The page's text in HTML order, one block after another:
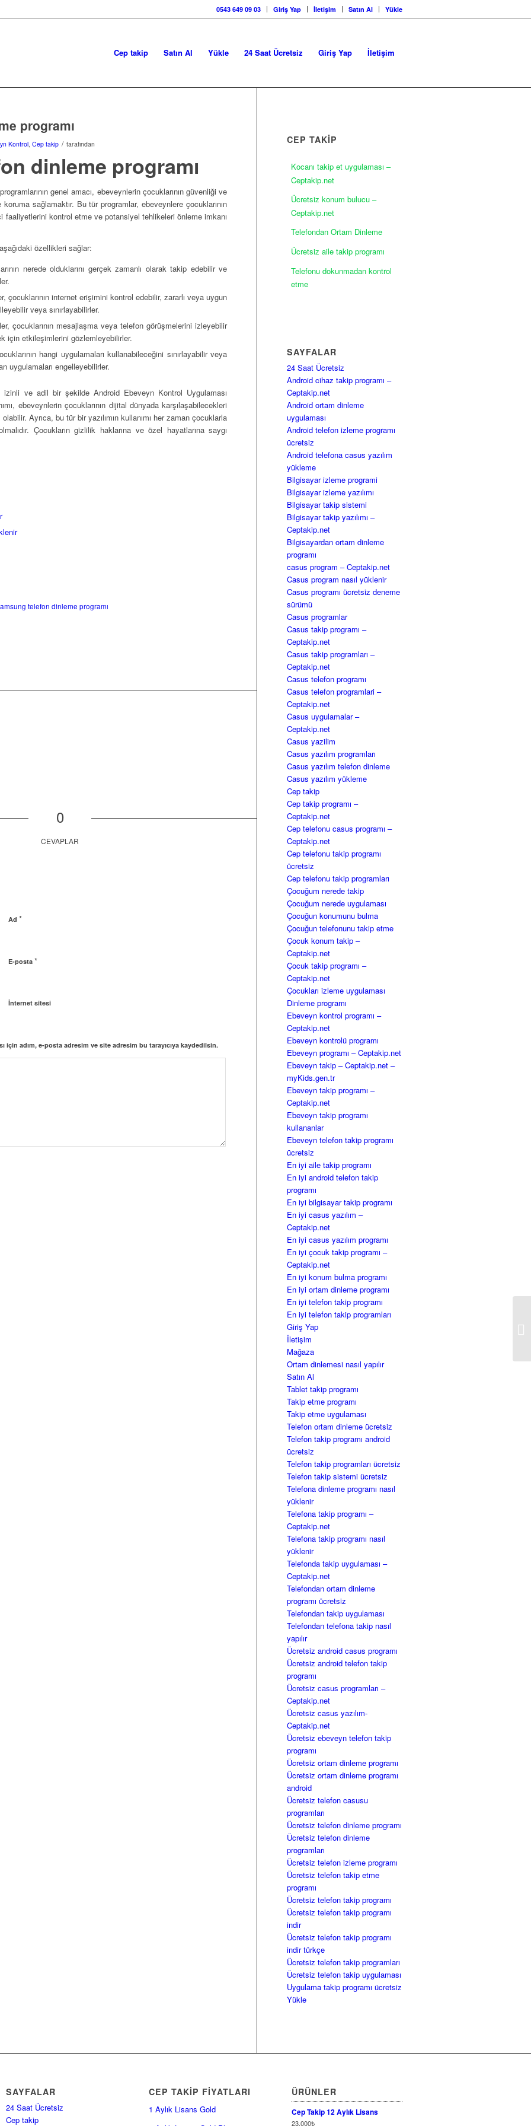
0543 649 09 03 Giriş Yap İletişim Satın Al Yükle
Cep takip Satın Al Yükle 24 Saat Ücretsiz Giriş Yap İletişim
programı
Kontrol, Cep takip / tarafından
dinleme programı
genel amacı, ebeveynlerin çocuklarının güvenliği ve
sağlamaktır. Bu tür programlar, ebeveynlere çocuklarının
kontrol etme ve potansiyel tehlikeleri önleme imkanı
özellikleri sağlar:
nerede olduklarını gerçek zamanlı olarak takip edebilir ve
çocuklarının internet erişimini kontrol edebilir, zararlı veya uygun
veya sınırlayabilirler.
çocuklarının mesajlaşma veya telefon görüşmelerini izleyebilir
için etkileşimlerini gözlemleyebilirler.
hangi uygulamaları kullanabileceğini sınırlayabilir veya
uygulamaları engelleyebilirler.
izinli ve adil bir şekilde Android Ebeveyn Kontrol Uygulaması
ebeveynlerin çocuklarının dijital dünyada karşılaşabilecekleri
Ayrıca, bu tür bir yazılımın kullanımı her zaman çocuklarla
Çocukların gizlilik haklarına ve özel hayatlarına saygı
telefon dinleme programı
0
CEVAPLAR
Ad *
E-posta *
İnternet sitesi
için adım, e-posta adresim ve site adresim bu tarayıcıya kaydedilsin.
CEP TAKİP
Kocanı takip et uygulaması –
Ceptakip.net
Ücretsiz konum bulucu –
Ceptakip.net
Telefondan Ortam Dinleme
Ücretsiz aile takip programı
Telefonu dokunmadan kontrol
etme
SAYFALAR
24 Saat Ücretsiz
Android cihaz takip programı –
Ceptakip.net
Android ortam dinleme
uygulaması
Android telefon izleme programı
ücretsiz
Android telefona casus yazılım
yükleme
Bilgisayar izleme programi
Bilgisayar izleme yazılımı
Bilgisayar takip sistemi
Bilgisayar takip yazılımı –
Ceptakip.net
Bilgisayardan ortam dinleme
programı
casus program – Ceptakip.net
Casus program nasıl yüklenir
Casus programı ücretsiz deneme
sürümü
Casus programlar
Casus takip programı –
Ceptakip.net
Casus takip programları –
Ceptakip.net
Casus telefon programı
Casus telefon programlari –
Ceptakip.net
Casus uygulamalar –
Ceptakip.net
Casus yazilim
Casus yazılım programları
Casus yazılım telefon dinleme
Casus yazılım yükleme
Cep takip
Cep takip programı –
Ceptakip.net
Cep telefonu casus programı –
Ceptakip.net
Cep telefonu takip programı
ücretsiz
Cep telefonu takip programları
Çocuğum nerede takip
Çocuğum nerede uygulaması
Çocuğun konumunu bulma
Çocuğun telefonunu takip etme
Çocuk konum takip –
Ceptakip.net
Çocuk takip programı –
Ceptakip.net
Çocukları izleme uygulaması
Dinleme programı
Ebeveyn kontrol programı –
Ceptakip.net
Ebeveyn kontrolü programı
Ebeveyn programı – Ceptakip.net
Ebeveyn takip – Ceptakip.net –
myKids.gen.tr
Ebeveyn takip programı –
Ceptakip.net
Ebeveyn takip programı
kullananlar
Ebeveyn telefon takip programı
ücretsiz
En iyi aile takip programı
En iyi android telefon takip
programı
En iyi bilgisayar takip programı
En iyi casus yazılım –
Ceptakip.net
En iyi casus yazılım programı
En iyi çocuk takip programı –
Ceptakip.net
En iyi konum bulma programı
En iyi ortam dinleme programı
En iyi telefon takip programı
En iyi telefon takip programları
Giriş Yap
İletişim
Mağaza
Ortam dinlemesi nasıl yapılır
Satın Al
Tablet takip programı
Takip etme programı
Takip etme uygulaması
Telefon ortam dinleme ücretsiz
Telefon takip programı android
ücretsiz
Telefon takip programları ücretsiz
Telefon takip sistemi ücretsiz
Telefona dinleme programı nasıl
yüklenir
Telefona takip programı –
Ceptakip.net
Telefona takip programı nasıl
yüklenir
Telefonda takip uygulaması –
Ceptakip.net
Telefondan ortam dinleme
programı ücretsiz
Telefondan takip uygulaması
Telefondan telefona takip nasıl
yapılır
Ücretsiz android casus programı
Ücretsiz android telefon takip
programı
Ücretsiz casus programları –
Ceptakip.net
Ücretsiz casus yazılım-
Ceptakip.net
Ücretsiz ebeveyn telefon takip
programı
Ücretsiz ortam dinleme programı
Ücretsiz ortam dinleme programı
android
Ücretsiz telefon casusu
programları
Ücretsiz telefon dinleme programı
Ücretsiz telefon dinleme
programları
Ücretsiz telefon izleme programı
Ücretsiz telefon takip etme
programı
Ücretsiz telefon takip programı
Ücretsiz telefon takip programı
indir
Ücretsiz telefon takip programı
indir türkçe
Ücretsiz telefon takip programları
Ücretsiz telefon takip uygulaması
Uygulama takip programı ücretsiz
Yükle
SAYFALAR
24 Saat Ücretsiz
Cep takip
CEP TAKİP FİYATLARI
1 Aylık Lisans Gold
ÜRÜNLER
Cep Takip 12 Aylık Lisans
23,000₺